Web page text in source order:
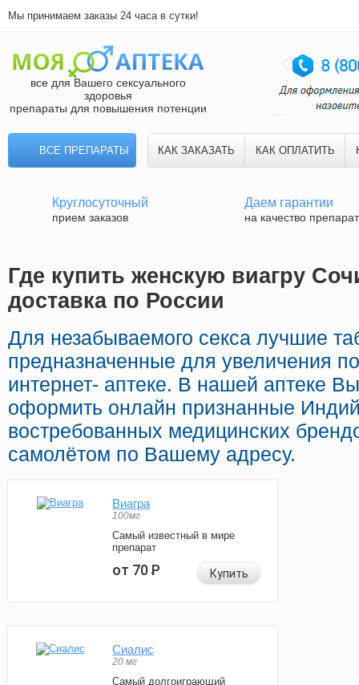
Мы принимаем заказы 24 часа в сутки!
все для Вашего сексуального
здоровья
препараты для повышения потенции
ВСЕ ПРЕПАРАТЫ КАК ЗАКАЗАТЬ КАК ОПЛАТИТЬ
Круглосуточный
прием заказов
Даем гарантии
на качество
Где купить женскую виагру
доставка по России
Для незабываемого секса лучшие
предназначенные для увеличения
интернет- аптеке. В нашей аптеке
оформить онлайн признанные
востребованных медицинских
самолётом по Вашему адресу.
Виагра
100мг
Самый известный в мире
препарат
от 70Р Купить
Сиалис
20 мг
Самый долгоиграющий